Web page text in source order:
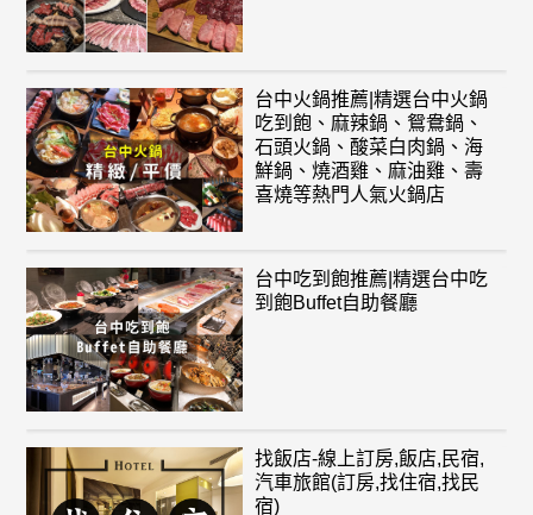
台中火鍋推薦|精選台中火鍋
吃到飽、麻辣鍋、鴛鴦鍋、
石頭火鍋、酸菜白肉鍋、海
鮮鍋、燒酒雞、麻油雞、壽
喜燒等熱門人氣火鍋店
台中吃到飽推薦|精選台中吃
到飽Buffet自助餐廳
找飯店-線上訂房,飯店,民宿,
汽車旅館(訂房,找住宿,找民
宿)